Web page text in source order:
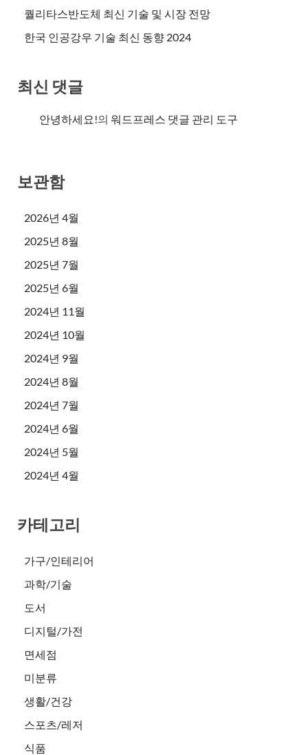
퀄리타스반도체 최신 기술 및 시장 전망
한국 인공강우 기술 최신 동향 2024
최신 댓글
안녕하세요!의 워드프레스 댓글 관리 도구
보관함
2026년 4월
2025년 8월
2025년 7월
2025년 6월
2024년 11월
2024년 10월
2024년 9월
2024년 8월
2024년 7월
2024년 6월
2024년 5월
2024년 4월
카테고리
가구/인테리어
과학/기술
도서
디지털/가전
면세점
미분류
생활/건강
스포츠/레저
식품